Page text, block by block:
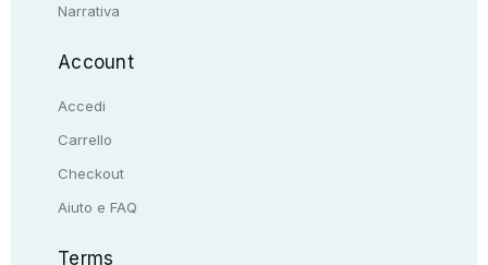
Narrativa
Account
Accedi
Carrello
Checkout
Aiuto e FAQ
Terms